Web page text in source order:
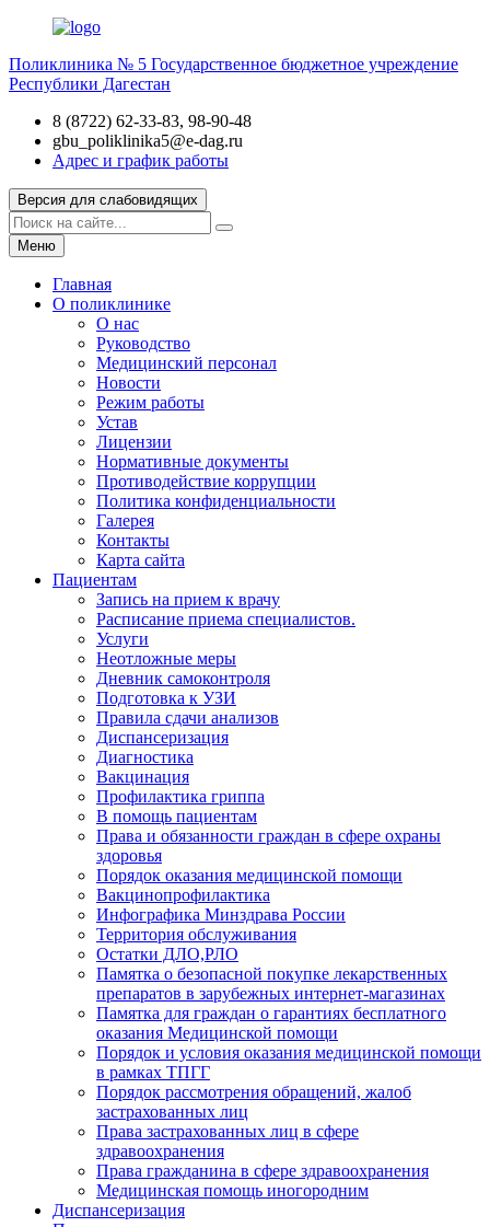
Поликлиника № 5 Государственное бюджетное учреждение
Республики Дагестан
8 (8722) 62-33-83, 98-90-48
gbu_poliklinika5@e-dag.ru
Адрес и график работы
Версия для слабовидящих
Меню
Главная
О поликлинике
О нас
Руководство
Медицинский персонал
Новости
Режим работы
Устав
Лицензии
Нормативные документы
Противодействие коррупции
Политика конфиденциальности
Галерея
Контакты
Карта сайта
Пациентам
Запись на прием к врачу
Расписание приема специалистов.
Услуги
Неотложные меры
Дневник самоконтроля
Подготовка к УЗИ
Правила сдачи анализов
Диспансеризация
Диагностика
Вакцинация
Профилактика гриппа
В помощь пациентам
Права и обязанности граждан в сфере охраны
здоровья
Порядок оказания медицинской помощи
Вакцинопрофилактика
Инфографика Минздрава России
Территория обслуживания
Остатки ДЛО,РЛО
Памятка о безопасной покупке лекарственных
препаратов в зарубежных интернет-магазинах
Памятка для граждан о гарантиях бесплатного
оказания Медицинской помощи
Порядок и условия оказания медицинской помощи
в рамках ТПГГ
Порядок рассмотрения обращений, жалоб
застрахованных лиц
Права застрахованных лиц в сфере
здравоохранения
Права гражданина в сфере здравоохранения
Медицинская помощь иногородним
Диспансеризация